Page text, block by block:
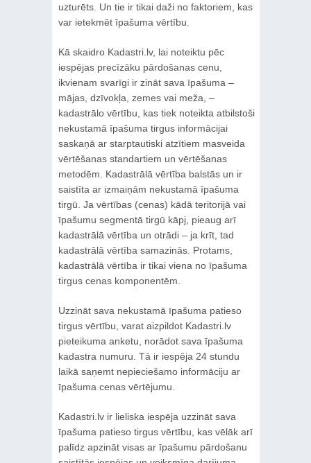
uzturēts. Un tie ir tikai daži no faktoriem, kas
var ietekmēt īpašuma vērtību.
Kā skaidro Kadastri.lv, lai noteiktu pēc
iespējas precīzāku pārdošanas cenu,
ikvienam svarīgi ir zināt sava īpašuma –
mājas, dzīvokļa, zemes vai meža, –
kadastrālo vērtību, kas tiek noteikta atbilstoši
nekustamā īpašuma tirgus informācijai
saskaņā ar starptautiski atzītiem masveida
vērtēšanas standartiem un vērtēšanas
metodēm. Kadastrālā vērtība balstās un ir
saistīta ar izmaiņām nekustamā īpašuma
tirgū. Ja vērtības (cenas) kādā teritorijā vai
īpašumu segmentā tirgū kāpj, pieaug arī
kadastrālā vērtība un otrādi – ja krīt, tad
kadastrālā vērtība samazinās. Protams,
kadastrālā vērtība ir tikai viena no īpašuma
tirgus cenas komponentēm.
Uzzināt sava nekustamā īpašuma patieso
tirgus vērtību, varat aizpildot Kadastri.lv
pieteikuma anketu, norādot sava īpašuma
kadastra numuru. Tā ir iespēja 24 stundu
laikā saņemt nepieciešamo informāciju ar
īpašuma cenas vērtējumu.
Kadastri.lv ir lieliska iespēja uzzināt sava
īpašuma patieso tirgus vērtību, kas vēlāk arī
palīdz apzināt visas ar īpašumu pārdošanu